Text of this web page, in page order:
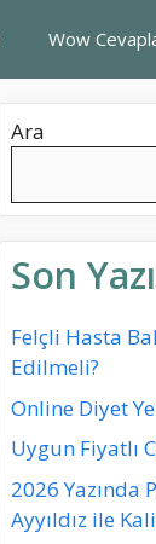
Wow
Ara
Son
Felçli Hasta
Edilmeli?
Online Diyet
Uygun Fiyatlı
2026 Yazında
Ayyıldız ile